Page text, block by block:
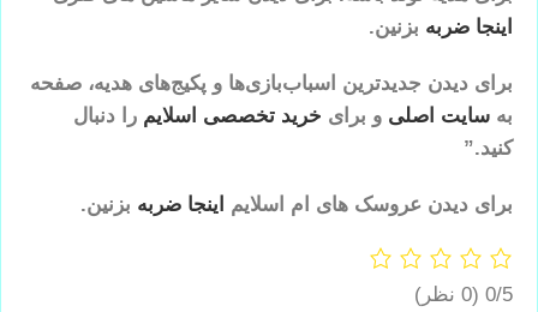
اینجا ضربه بزنین.
برای دیدن جدیدترین اسباب‌بازی‌ها و پکیج‌های هدیه، صفحه
به سایت اصلی و برای خرید تخصصی اسلایم را دنبال
کنید.”
برای دیدن عروسک های ام اسلایم اینجا ضربه بزنین.
0/5 (0 نظر)